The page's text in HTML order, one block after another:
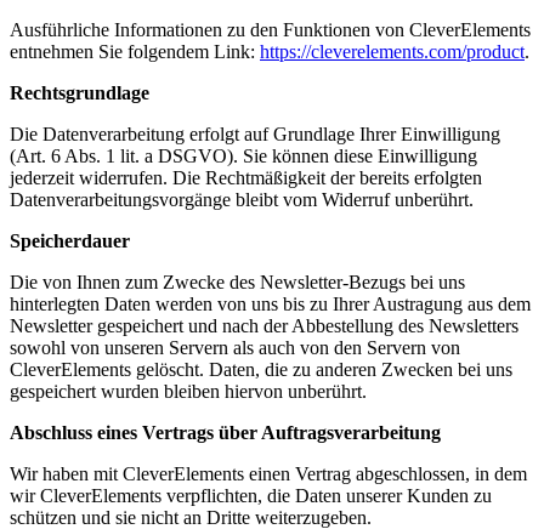
Ausführliche Informationen zu den Funktionen von CleverElements
entnehmen Sie folgendem Link: https://cleverelements.com/product.
Rechtsgrundlage
Die Datenverarbeitung erfolgt auf Grundlage Ihrer Einwilligung
(Art. 6 Abs. 1 lit. a DSGVO). Sie können diese Einwilligung
jederzeit widerrufen. Die Rechtmäßigkeit der bereits erfolgten
Datenverarbeitungsvorgänge bleibt vom Widerruf unberührt.
Speicherdauer
Die von Ihnen zum Zwecke des Newsletter-Bezugs bei uns
hinterlegten Daten werden von uns bis zu Ihrer Austragung aus dem
Newsletter gespeichert und nach der Abbestellung des Newsletters
sowohl von unseren Servern als auch von den Servern von
CleverElements gelöscht. Daten, die zu anderen Zwecken bei uns
gespeichert wurden bleiben hiervon unberührt.
Abschluss eines Vertrags über Auftragsverarbeitung
Wir haben mit CleverElements einen Vertrag abgeschlossen, in dem
wir CleverElements verpflichten, die Daten unserer Kunden zu
schützen und sie nicht an Dritte weiterzugeben.